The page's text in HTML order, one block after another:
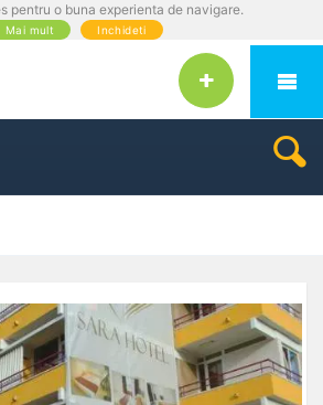
pentru o buna experienta de navigare.
Mai mult Inchideti